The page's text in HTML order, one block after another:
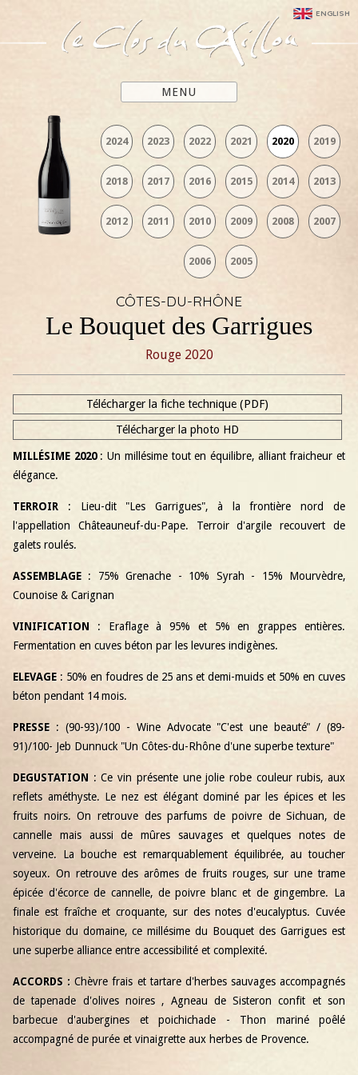
ENGLISH
MENU
2024 2023 2022 2021 2020 2019
2018 2017 2016 2015 2014 2013
2012 2011 2010 2009 2008 2007
2006 2005
CÔTES-DU-RHÔNE
Le Bouquet des Garrigues
Rouge 2020
Télécharger la fiche technique (PDF)
Télécharger la photo HD
MILLÉSIME 2020: Un millésime tout en équilibre, alliant fraicheur et
élégance.
TERROIR : Lieu-dit "Les Garrigues", à la frontière nord de
l'appellation Châteauneuf-du-Pape. Terroir d'argile recouvert de
galets roulés.
ASSEMBLAGE : 75% Grenache - 10% Syrah - 15% Mourvèdre,
Counoise & Carignan
VINIFICATION : Eraflage à 95% et 5% en grappes entières.
Fermentation en cuves béton par les levures indigènes.
ELEVAGE : 50% en foudres de 25 ans et demi-muids et 50% en cuves
béton pendant 14 mois.
PRESSE : (90-93)/100 - Wine Advocate "C'est une beauté" / (89-
91)/100- Jeb Dunnuck "Un Côtes-du-Rhône d'une superbe texture"
DEGUSTATION : Ce vin présente une jolie robe couleur rubis, aux
reflets améthyste. Le nez est élégant dominé par les épices et les
fruits noirs. On retrouve des parfums de poivre de Sichuan, de
cannelle mais aussi de mûres sauvages et quelques notes de
verveine. La bouche est remarquablement équilibrée, au toucher
soyeux. On retrouve des arômes de fruits rouges, sur une trame
épicée d'écorce de cannelle, de poivre blanc et de gingembre. La
finale est fraîche et croquante, sur des notes d'eucalyptus. Cuvée
historique du domaine, ce millésime du Bouquet des Garrigues est
une superbe alliance entre accessibilité et complexité.
ACCORDS :Chèvre frais et tartare d'herbes sauvages accompagnés
de tapenade d'olives noires , Agneau de Sisteron confit et son
barbecue d'aubergines et poichichade - Thon mariné poêlé
accompagné de purée et vinaigrette aux herbes de Provence.